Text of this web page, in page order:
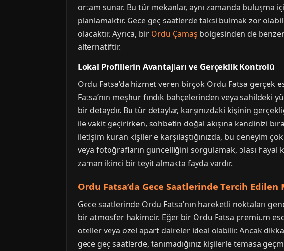
ortam sunar. Bu tür mekanlar, aynı zamanda buluşma
planlamaktır. Gece geç saatlerde taksi bulmak zor
olacaktır. Ayrıca, bir Ordu Çamaş bölgesinden de
alternatiftir.
Lokal Profillerin Avantajları ve Gerçeklik Kontrolü
Ordu Fatsa’da hizmet veren birçok Ordu Fatsa gerçek
Fatsa’nın meşhur fındık bahçelerinden veya
bir detaydır. Bu tür detaylar, karşınızdaki kişinin
ile vakit geçirirken, sohbetin doğal akışına kendinizi
iletişim kuran kişilerle karşılaştığınızda, bu deneyim
veya fotoğrafların güncelliğini sorgulamak, olası hayal
zaman ikinci bir teyit almakta fayda vardır.
Ordu Fatsa’da Gece Saatlerinde Tercih
Gece saatlerinde Ordu Fatsa’nın hareketli noktaları
bir atmosfer hakimdir. Eğer bir Ordu Fatsa premium
oteller veya özel apart daireler ideal olabilir. Ancak
gece geç saatlerde, tanımadığınız kişilerle temasa